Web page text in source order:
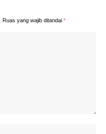
Ruas yang wajib ditandai *